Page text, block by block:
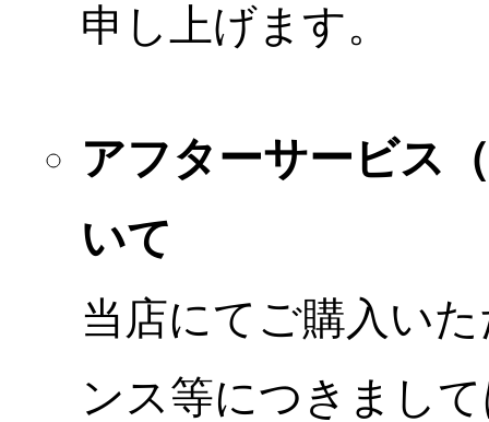
申し上げます。
アフターサービス
いて
当店にてご購入い
ンス等につきまし